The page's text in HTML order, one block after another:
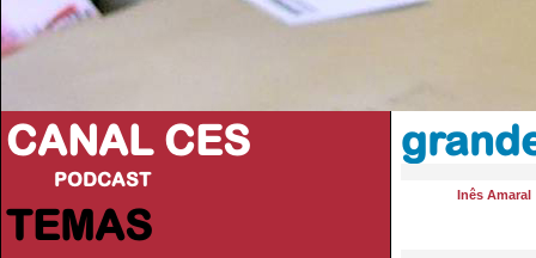
CANAL CES
PODCAST
TEMAS
Inês Amaral